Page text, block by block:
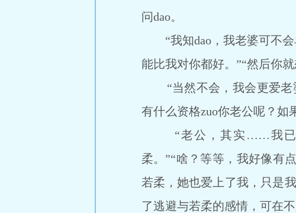
问dao。
“我知dao，我老婆可不会
能比我对你都好。”“然后你
“当然不会，我会更爱老
有什么资格zuo你老公呢？如
“老公，其实……我已
柔。”“啥？等等，我好像有
若柔，她也爱上了我，只是
了逃避与若柔的感情，可在